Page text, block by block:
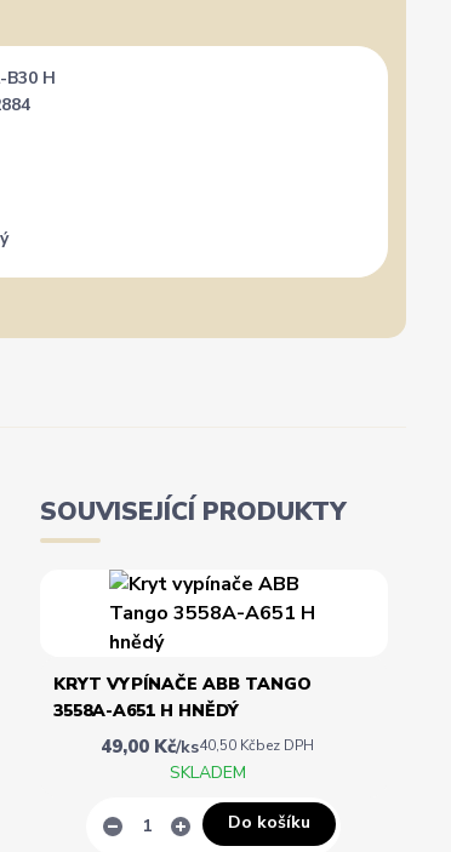
B30 H
SOUVISEJÍCÍ PRODUKTY
KRYT VYPÍNAČE ABB TANGO
3558A-A651 H HNĚDÝ
49,00 Kč/ks40,50 Kčbez DPH
SKLADEM
Do košíku